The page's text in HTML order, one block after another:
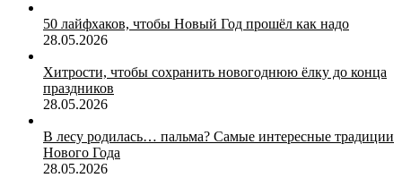
50 лайфхаков, чтобы Новый Год прошёл как надо
28.05.2026
Хитрости, чтобы сохранить новогоднюю ёлку до конца
праздников
28.05.2026
В лесу родилась… пальма? Самые интересные традиции
Нового Года
28.05.2026